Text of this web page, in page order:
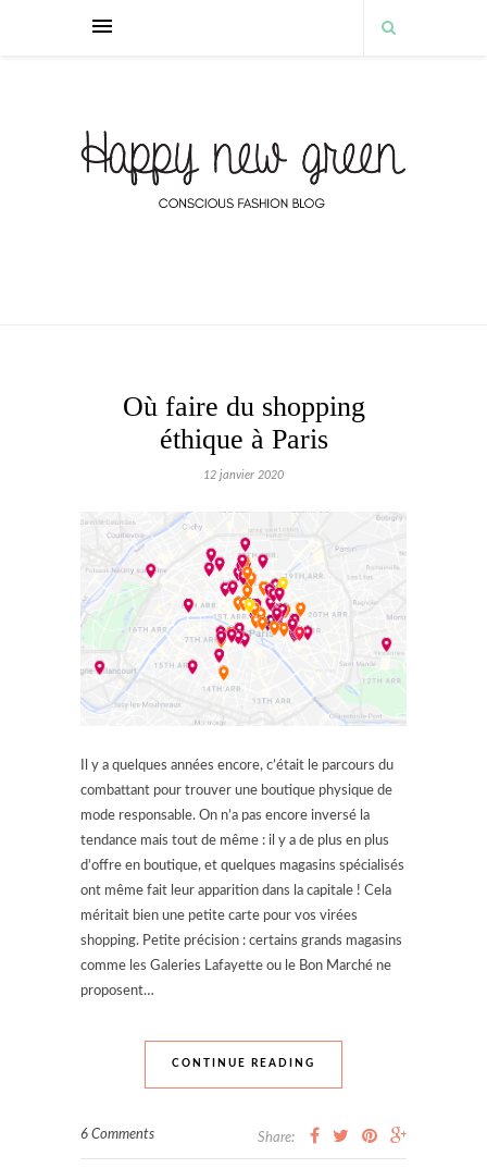
Où faire du shopping
éthique à Paris
12 janvier 2020
Il y a quelques années encore, c’était le parcours du
combattant pour trouver une boutique physique de
mode responsable. On n’a pas encore inversé la
tendance mais tout de même : il y a de plus en plus
d’offre en boutique, et quelques magasins spécialisés
ont même fait leur apparition dans la capitale ! Cela
méritait bien une petite carte pour vos virées
shopping. Petite précision : certains grands magasins
comme les Galeries Lafayette ou le Bon Marché ne
proposent…
CONTINUE READING
6 Comments Share: